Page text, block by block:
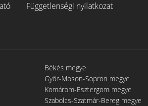
Függetlenségi nyilatkozat
Békés megye
Győr-Moson-Sopron megye
Komárom-Esztergom megye
Szabolcs-Szatmár-Bereg megye